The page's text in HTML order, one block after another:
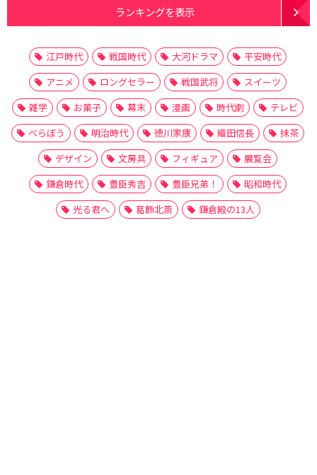
ランキングを表示
江戸時代 戦国時代 大河ドラマ
平安時代
アニメ
ロングセラー 戦国武将
スイーツ
雑学
お菓子 幕末 漫画 時代劇
テレビ
べらぼう
明治時代 徳川家康 織田信長
抹茶
デザイン
文房具 フィギュア
展覧会
鎌倉時代
豊臣秀吉 豊臣兄弟！
昭和時代
光る君へ
葛飾北斎 鎌倉殿の13人